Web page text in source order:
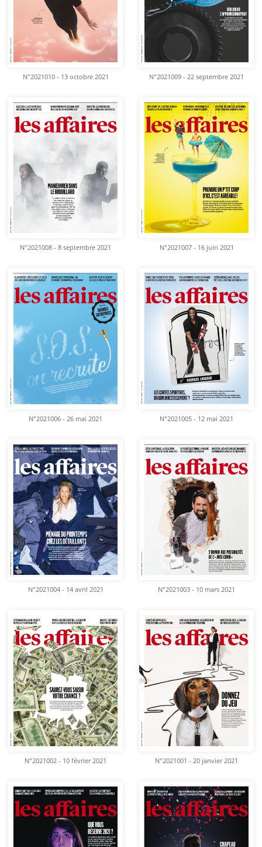
N°2021010 - 13 octobre 2021 N°2021009 - 22 septembre 2021
N°2021008 - 8 septembre 2021 N°2021007 - 16 juin 2021
N°2021006 - 26 mai 2021 N°2021005 - 12 mai 2021
N°2021004 - 14 avril 2021 N°2021003 - 10 mars 2021
N°2021002 - 10 février 2021 N°2021001 - 20 janvier 2021